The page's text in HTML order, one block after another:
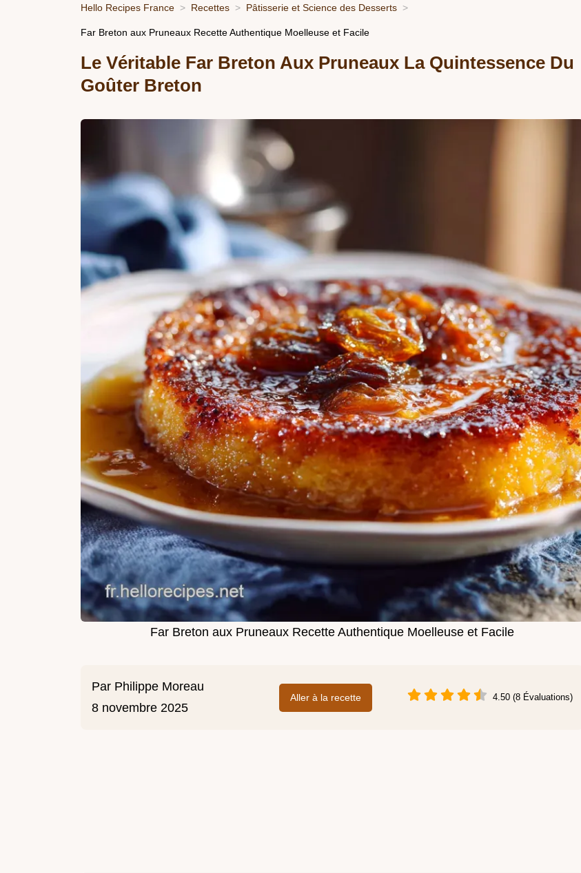
Hello Recipes France Recettes Pâtisserie et Science des Desserts
Far Breton aux Pruneaux Recette Authentique Moelleuse et Facile
Le Véritable Far Breton Aux Pruneaux La Quintessence Du
Goûter Breton
Far Breton aux Pruneaux Recette Authentique Moelleuse et Facile
Par Philippe Moreau
8 novembre 2025
Aller à la recette 4.50 (8 Évaluations)